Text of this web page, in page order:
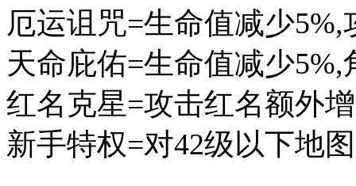
厄运诅咒=生命值减少5%,
天命庇佑=生命值减少5%,
红名克星=攻击红名额外
新手特权=对42级以下地